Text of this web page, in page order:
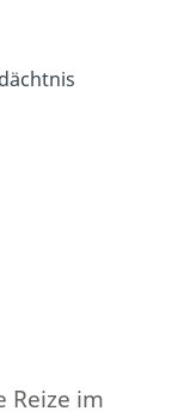
Reize im